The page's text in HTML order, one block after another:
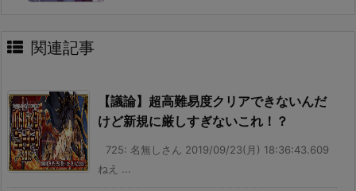
関連記事
【議論】超高難易度クリアできないんだ
けど新規に厳しすぎないこれ！？
725: 名無しさん 2019/09/23(月) 18:36:43.609
ねえ ...